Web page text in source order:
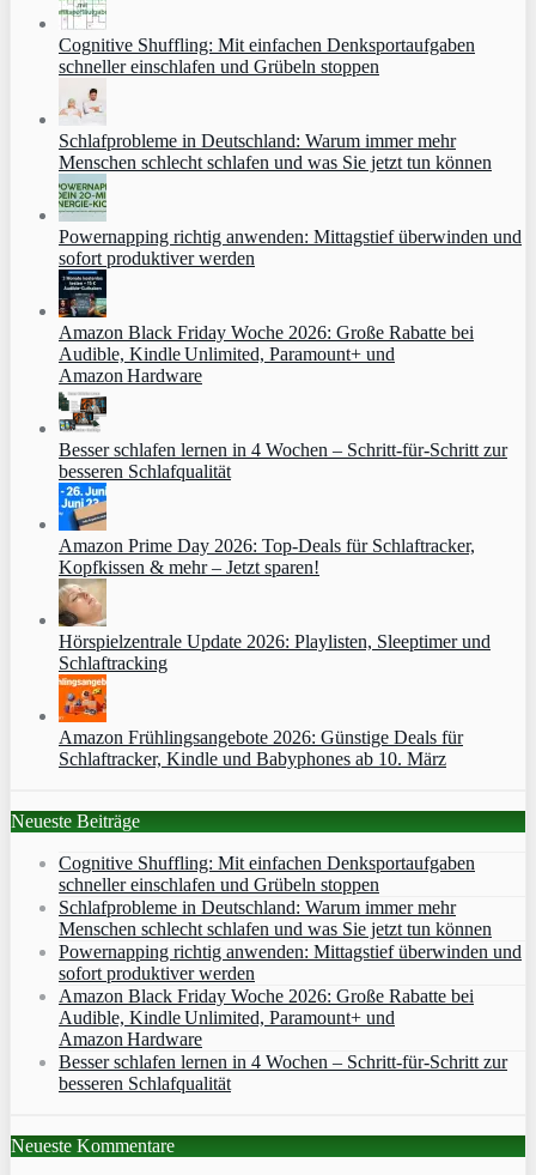
Cognitive Shuffling: Mit einfachen Denksportaufgaben
schneller einschlafen und Grübeln stoppen
Schlafprobleme in Deutschland: Warum immer mehr
Menschen schlecht schlafen und was Sie jetzt tun können
Powernapping richtig anwenden: Mittagstief überwinden und
sofort produktiver werden
Amazon Black Friday Woche 2026: Große Rabatte bei
Audible, Kindle Unlimited, Paramount+ und
Amazon Hardware
Besser schlafen lernen in 4 Wochen – Schritt‑für‑Schritt zur
besseren Schlafqualität
Amazon Prime Day 2026: Top-Deals für Schlaftracker,
Kopfkissen & mehr – Jetzt sparen!
Hörspielzentrale Update 2026: Playlisten, Sleeptimer und
Schlaftracking
Amazon Frühlingsangebote 2026: Günstige Deals für
Schlaftracker, Kindle und Babyphones ab 10. März
Neueste Beiträge
Cognitive Shuffling: Mit einfachen Denksportaufgaben
schneller einschlafen und Grübeln stoppen
Schlafprobleme in Deutschland: Warum immer mehr
Menschen schlecht schlafen und was Sie jetzt tun können
Powernapping richtig anwenden: Mittagstief überwinden und
sofort produktiver werden
Amazon Black Friday Woche 2026: Große Rabatte bei
Audible, Kindle Unlimited, Paramount+ und
Amazon Hardware
Besser schlafen lernen in 4 Wochen – Schritt‑für‑Schritt zur
besseren Schlafqualität
Neueste Kommentare